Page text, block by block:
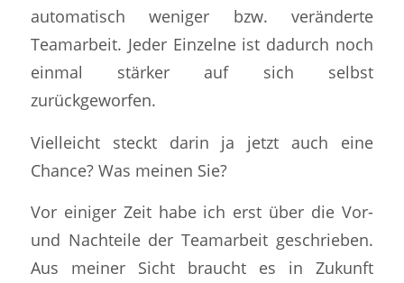
automatisch weniger bzw. veränderte
Teamarbeit. Jeder Einzelne ist dadurch noch
einmal stärker auf sich selbst
zurückgeworfen.
Vielleicht steckt darin ja jetzt auch eine
Chance? Was meinen Sie?
Vor einiger Zeit habe ich erst über die Vor-
und Nachteile der Teamarbeit geschrieben.
Aus meiner Sicht braucht es in Zukunft